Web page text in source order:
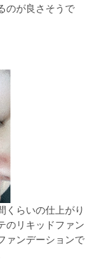
のが良さそうで
くらいの仕上がり
のリキッドファン
ァンデーションで